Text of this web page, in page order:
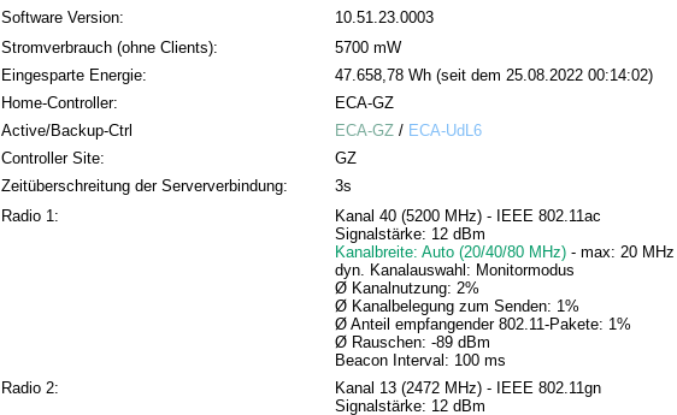
Software Version:
10.51.23.0003
Stromverbrauch (ohne Clients):
5700 mW
Eingesparte Energie:
47.658,78 Wh (seit dem 25.08.2022 00:14:02)
Home-Controller:
ECA-GZ
Active/Backup-Ctrl
ECA-GZ/ ECA-UdL6
Controller Site:
GZ
Zeitüberschreitung der Serververbindung:
3s
Radio 1:
Kanal 40 (5200 MHz) - IEEE 802.11ac
Signalstärke: 12 dBm
Kanalbreite: Auto (20/40/80 MHz) - max: 20 MHz
dyn. Kanalauswahl: Monitormodus
Ø Kanalnutzung: 2%
Ø Kanalbelegung zum Senden: 1%
Ø Anteil empfangender 802.11-Pakete: 1%
Ø Rauschen: -89 dBm
Beacon Interval: 100 ms
Radio 2:
Kanal 13 (2472 MHz) - IEEE 802.11gn
Signalstärke: 12 dBm